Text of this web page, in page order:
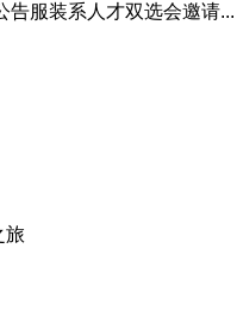
告服装系人才双选会邀请...
旅